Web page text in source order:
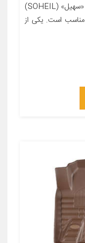
معرفی محصول کفپوش فوق را شرکت «سهیل» (SOHEIL)
تولید می‌کند و برای خودروهای ال 90 مناسب است. یکی از